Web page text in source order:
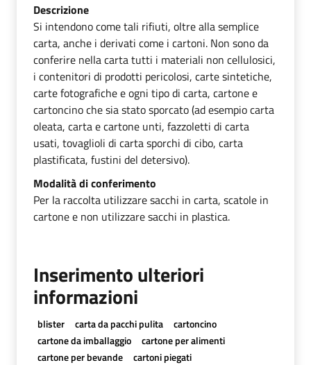
Descrizione
Si intendono come tali rifiuti, oltre alla semplice
carta, anche i derivati come i cartoni. Non sono da
conferire nella carta tutti i materiali non cellulosici,
i contenitori di prodotti pericolosi, carte sintetiche,
carte fotografiche e ogni tipo di carta, cartone e
cartoncino che sia stato sporcato (ad esempio carta
oleata, carta e cartone unti, fazzoletti di carta
usati, tovaglioli di carta sporchi di cibo, carta
plastificata, fustini del detersivo).
Modalità di conferimento
Per la raccolta utilizzare sacchi in carta, scatole in
cartone e non utilizzare sacchi in plastica.
Inserimento ulteriori
informazioni
blister carta da pacchi pulita
cartoncino
cartone da imballaggio
cartone per alimenti
cartone per bevande
cartoni piegati